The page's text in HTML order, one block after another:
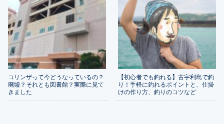
コリンザって今どうなっているの？
廃墟？それとも図書館？実際に見て
きました
【初心者でも釣れる】古宇利島で釣
り！手軽に釣れるポイントと、仕掛
けの作り方、釣りのコツなど